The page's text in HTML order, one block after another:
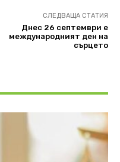
СЛЕДВАЩА СТАТИЯ
Днес 26 септември е
международният ден на
сърцето